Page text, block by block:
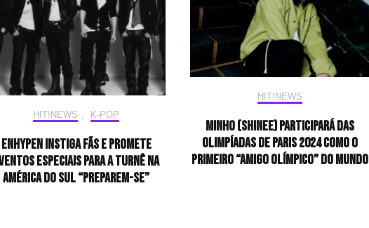
HIT!NEWS K-POP
ENHYPEN instiga fãs e promete
especiais para a turnê na
América do Sul “Preparem-se”
HIT!NEWS
Minho (SHINee) participará das
Olimpíadas de Paris 2024 como o
primeiro “amigo olímpico” do mundo